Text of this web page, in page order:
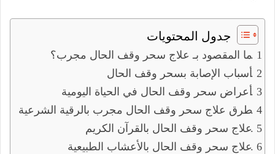
جدول المحتويات
ما المقصود بـ علاج سحر وقف الحال مجرب؟
أسباب الإصابة بسحر وقف الحال
أعراض سحر وقف الحال في الحياة اليومية
طرق علاج سحر وقف الحال مجرب بالرقية الشرعية
علاج سحر وقف الحال بالقرآن الكريم
علاج سحر وقف الحال بالأعشاب الطبيعية